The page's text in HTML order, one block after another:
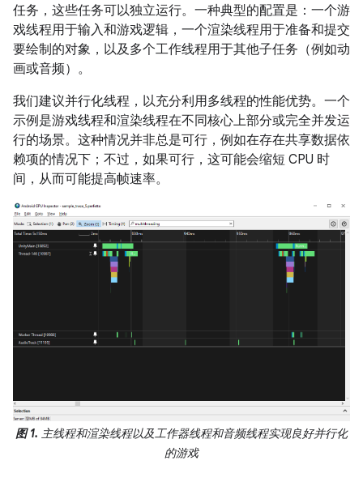
任务，这些任务可以独立运行。一种典型的配置是：一个游
戏线程用于输入和游戏逻辑，一个渲染线程用于准备和提交
要绘制的对象，以及多个工作线程用于其他子任务（例如动
画或音频）。
我们建议并行化线程，以充分利用多线程的性能优势。一个
示例是游戏线程和渲染线程在不同核心上部分或完全并发运
行的场景。这种情况并非总是可行，例如在存在共享数据依
赖项的情况下；不过，如果可行，这可能会缩短 CPU 时
间，从而可能提高帧速率。
图 1. 主线程和渲染线程以及工作器线程和音频线程实现良好并行化
的游戏